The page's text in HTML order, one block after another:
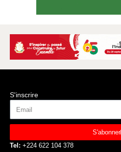
S'inscrire
S'abonner
Tel: +224 622 104 378